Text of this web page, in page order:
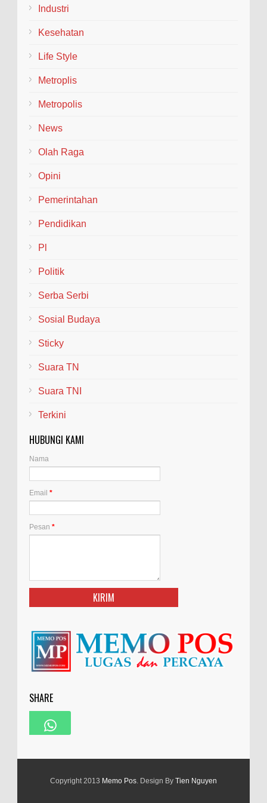
Industri
Kesehatan
Life Style
Metroplis
Metropolis
News
Olah Raga
Opini
Pemerintahan
Pendidikan
Pl
Politik
Serba Serbi
Sosial Budaya
Sticky
Suara TN
Suara TNI
Terkini
HUBUNGI KAMI
Nama
Email *
Pesan *
SHARE
Copyright 2013 Memo Pos. Design By Tien Nguyen